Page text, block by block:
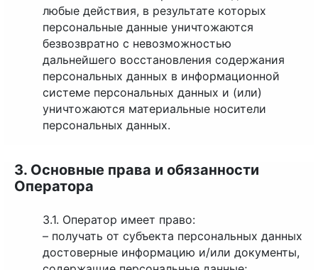
любые действия, в результате которых
персональные данные уничтожаются
безвозвратно с невозможностью
дальнейшего восстановления содержания
персональных данных в информационной
системе персональных данных и (или)
уничтожаются материальные носители
персональных данных.
3. Основные права и обязанности
Оператора
3.1. Оператор имеет право:
– получать от субъекта персональных данных
достоверные информацию и/или документы,